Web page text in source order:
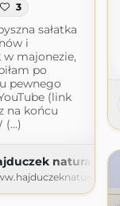
3
sałatka
i
w majonezie,
po
pewnego
(link
na końcu
naturalnie